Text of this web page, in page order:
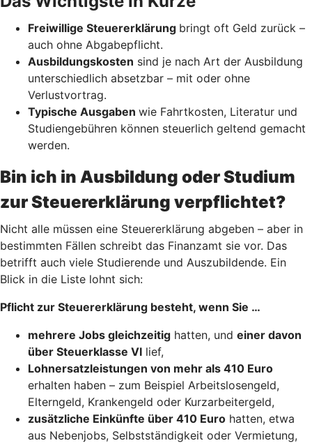
Freiwillige Steuererklärung bringt oft Geld zurück –
auch ohne Abgabepflicht.
Ausbildungskosten sind je nach Art der Ausbildung
unterschiedlich absetzbar – mit oder ohne
Verlustvortrag.
Typische Ausgaben wie Fahrtkosten, Literatur und
Studiengebühren können steuerlich geltend gemacht
werden.
Bin ich in Ausbildung oder Studium
zur Steuererklärung verpflichtet?
Nicht alle müssen eine Steuererklärung abgeben – aber in
bestimmten Fällen schreibt das Finanzamt sie vor. Das
betrifft auch viele Studierende und Auszubildende. Ein
Blick in die Liste lohnt sich:
Pflicht zur Steuererklärung besteht, wenn Sie …
mehrere Jobs gleichzeitig hatten, und einer davon
über Steuerklasse VI lief,
Lohnersatzleistungen von mehr als 410 Euro
erhalten haben – zum Beispiel Arbeitslosengeld,
Elterngeld, Krankengeld oder Kurzarbeitergeld,
zusätzliche Einkünfte über 410 Euro hatten, etwa
aus Nebenjobs, Selbstständigkeit oder Vermietung,